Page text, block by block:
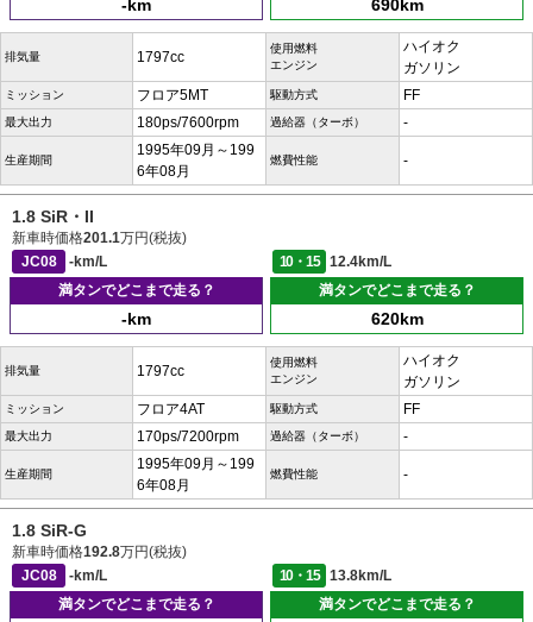
-km 690km
排気量 1797cc
使用燃料
エンジン
ハイオク
ガソリン
ミッション フロア5MT 駆動方式 FF
最大出力 180ps/7600rpm 過給器（ターボ） -
生産期間
1995年09月～199
6年08月
燃費性能 -
1.8 SiR・II
新車時価格201.1万円(税抜)
JC08
-km/L 10・15
12.4km/L
満タンでどこまで走る？
-km
満タンでどこまで走る？
620km
排気量 1797cc
使用燃料
エンジン
ハイオク
ガソリン
ミッション フロア4AT 駆動方式 FF
最大出力 170ps/7200rpm 過給器（ターボ） -
生産期間
1995年09月～199
6年08月
燃費性能 -
1.8 SiR-G
新車時価格192.8万円(税抜)
JC08
-km/L 10・15
13.8km/L
満タンでどこまで走る？
満タンでどこまで走る？